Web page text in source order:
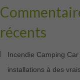
récents
Incendie Camping
installations à des